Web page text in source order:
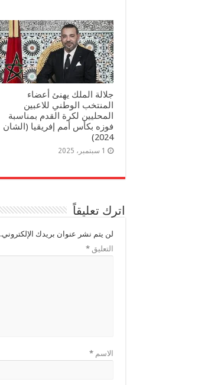
جلالة الملك يهنئ أعضاء
المنتخب الوطني للاعبين
المحليين لكرة القدم بمناسبة
فوزه بكأس أمم إفریقیا (الشان
2024)
1 سبتمبر، 2025
اترك تعليقاً
لن يتم نشر عنوان بريدك الإلكتروني.
التعليق *
الاسم *